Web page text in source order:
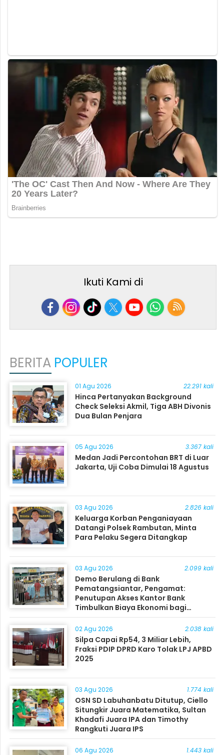
Ikuti Kami di
BERITA POPULER
01 Agu 2026 22.291 kali
Hinca Pertanyakan Background
Check Seleksi Akmil, Tiga ABH Divonis
Dua Bulan Penjara
05 Agu 2026 3.367 kali
Medan Jadi Percontohan BRT di Luar
Jakarta, Uji Coba Dimulai 18 Agustus
03 Agu 2026 2.826 kali
Keluarga Korban Penganiayaan
Datangi Polsek Rambutan, Minta
Para Pelaku Segera Ditangkap
03 Agu 2026 2.099 kali
Demo Berulang di Bank
Pematangsiantar, Pengamat:
Penutupan Akses Kantor Bank
Timbulkan Biaya Ekonomi bagi
Masyarakat
02 Agu 2026 2.038 kali
Silpa Capai Rp54, 3 Miliar Lebih,
Fraksi PDIP DPRD Karo Tolak LPJ APBD
2025
03 Agu 2026 1.774 kali
OSN SD Labuhanbatu Ditutup, Ciello
Situngkir Juara Matematika, Sultan
Khadafi Juara IPA dan Timothy
Rangkuti Juara IPS
06 Agu 2026 1.443 kali